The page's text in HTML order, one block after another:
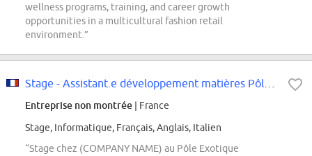
wellness programs, training, and career growth
opportunities in a multicultural fashion retail
environment.”
Entreprise non montrée | France
Stage, Informatique, Français, Anglais, Italien
“Stage chez (COMPANY NAME) au Pôle Exotique